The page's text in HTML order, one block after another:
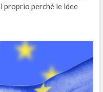
proprio perché le idee